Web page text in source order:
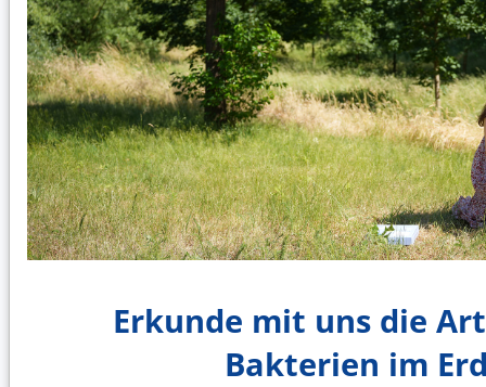
Erkunde mit uns die
Bakterien im